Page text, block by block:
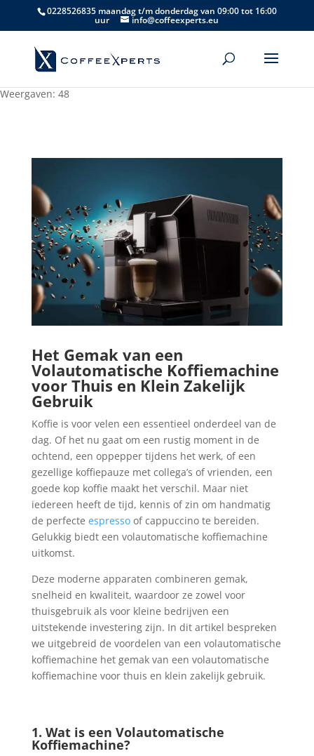
0228526835 maandag t/m donderdag van 09:00 tot 16:00
uur info@coffeexperts.eu
Weergaven: 48
Het Gemak van een
Volautomatische Koffiemachine
voor Thuis en Klein Zakelijk
Gebruik
Koffie is voor velen een essentieel onderdeel van de
dag. Of het nu gaat om een rustig moment in de
ochtend, een oppepper tijdens het werk, of een
gezellige koffiepauze met collega’s of vrienden, een
goede kop koffie maakt het verschil. Maar niet
iedereen heeft de tijd, kennis of zin om handmatig
de perfecte espressoof cappuccino te bereiden.
Gelukkig biedt een volautomatische koffiemachine
uitkomst.
Deze moderne apparaten combineren gemak,
snelheid en kwaliteit, waardoor ze zowel voor
thuisgebruik als voor kleine bedrijven een
uitstekende investering zijn. In dit artikel bespreken
we uitgebreid de voordelen van een volautomatische
koffiemachine het gemak van een volautomatische
koffiemachine voor thuis en klein zakelijk gebruik.
1. Wat is een Volautomatische
Koffiemachine?